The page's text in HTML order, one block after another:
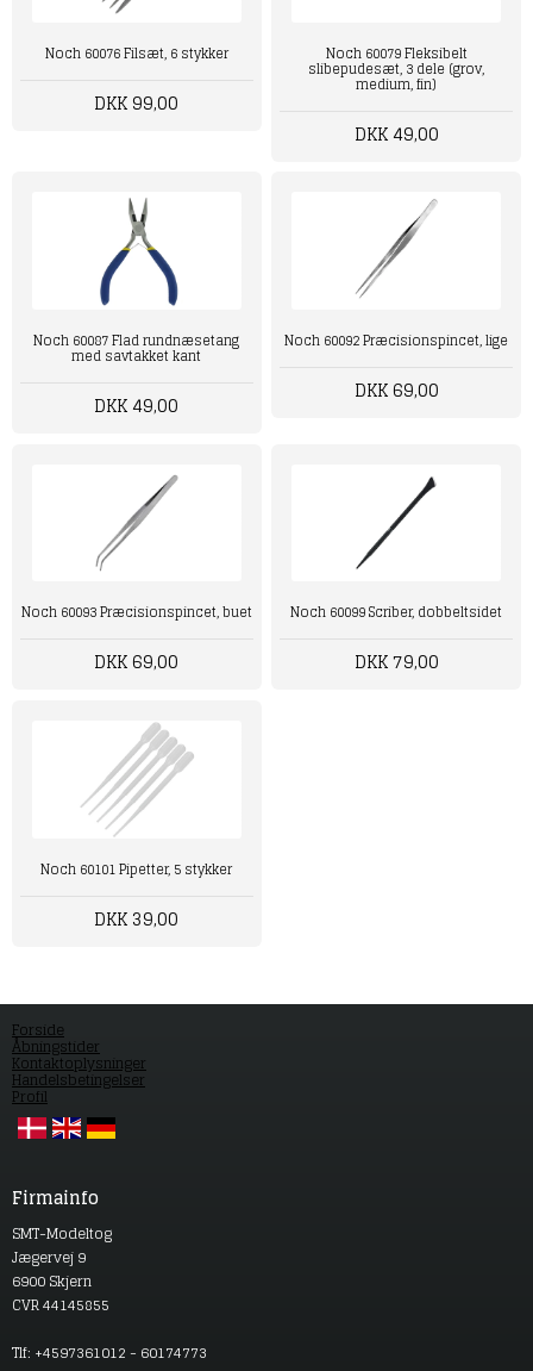
Noch 60076 Filsæt, 6 stykker
DKK 99,00
Noch 60079 Fleksibelt
slibepudesæt, 3 dele (grov,
medium, fin)
DKK 49,00
Noch 60087 Flad rundnæsetang
med savtakket kant
DKK 49,00
Noch 60092 Præcisionspincet, lige
DKK 69,00
Noch 60093 Præcisionspincet, buet
DKK 69,00
Noch 60099 Scriber, dobbeltsidet
DKK 79,00
Noch 60101 Pipetter, 5 stykker
DKK 39,00
Forside
Åbningstider
Kontaktoplysninger
Handelsbetingelser
Profil
Firmainfo
SMT-Modeltog
Jægervej 9
6900 Skjern
CVR 44145855
Tlf: +4597361012 - 60174773